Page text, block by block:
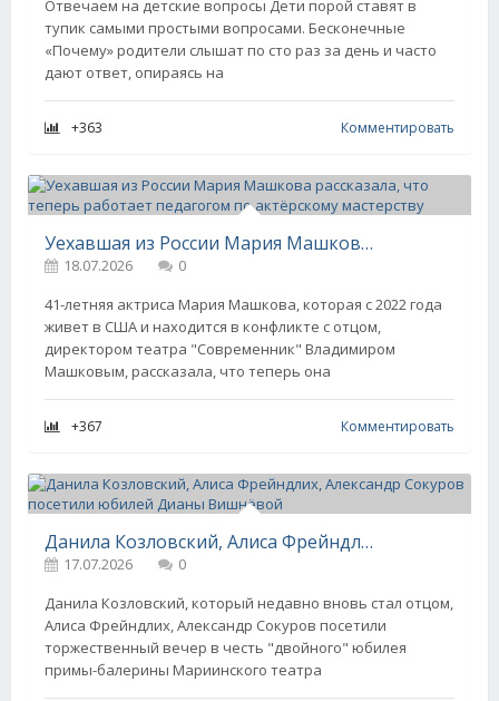
Отвечаем на детские вопросы Дети порой ставят в
тупик самыми простыми вопросами. Бесконечные
«Почему» родители слышат по сто раз за день и часто
дают ответ, опираясь на
+363 Комментировать
Уехавшая из России Мария Машкова рассказала, что теперь работает педагогом по актёрскому мастерству
18.07.2026
0
41-летняя актриса Мария Машкова, которая с 2022 года
живет в США и находится в конфликте с отцом,
директором театра "Современник" Владимиром
Машковым, рассказала, что теперь она
+367 Комментировать
Данила Козловский, Алиса Фрейндлих, Александр Сокуров посетили юбилей Дианы Вишнёвой
17.07.2026
0
Данила Козловский, который недавно вновь стал отцом,
Алиса Фрейндлих, Александр Сокуров посетили
торжественный вечер в честь "двойного" юбилея
примы-балерины Мариинского театра